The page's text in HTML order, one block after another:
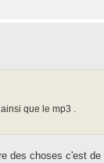
que le mp3 .
des choses c'est